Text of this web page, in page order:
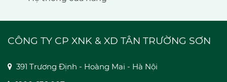
CÔNG TY CP XNK & XD TÂN TRƯỜNG SƠN
391 Trương Định - Hoàng Mai - Hà Nội